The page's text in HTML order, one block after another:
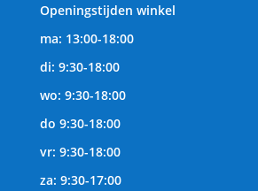
Openingstijden winkel
ma: 13:00-18:00
di: 9:30-18:00
wo: 9:30-18:00
do 9:30-18:00
vr: 9:30-18:00
za: 9:30-17:00